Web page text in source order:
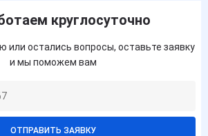
круглосуточно
или остались вопросы, оставьте заявку
и мы поможем вам
ОТПРАВИТЬ ЗАЯВКУ